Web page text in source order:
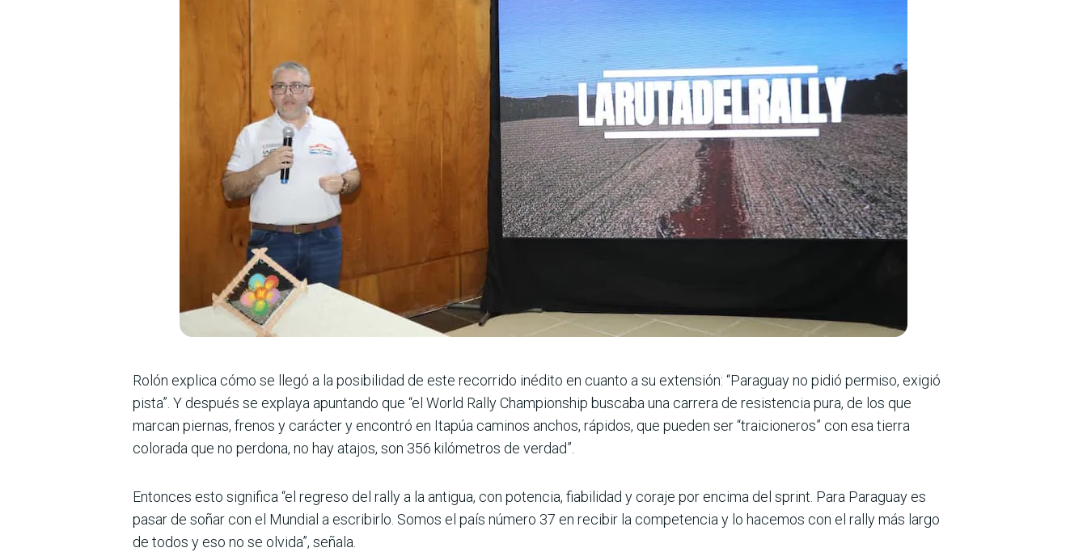
Rolón explica cómo se llegó a la posibilidad de este reco­rrido inédito en cuanto a su extensión: “Paraguay no pidió permiso, exigió
pista”. Y des­pués se explaya apuntando que “el World Rally Cham­pionship buscaba una carrera de resistencia pura, de los que
marcan piernas, frenos y carácter y encontró en Itapúa caminos anchos, rápidos, que pueden ser “traicioneros” con esa tierra
colorada que no per­dona, no hay atajos, son 356 kilómetros de verdad”.
Entonces esto significa “el regreso del rally a la anti­gua, con potencia, fiabilidad y coraje por encima del sprint. Para Paraguay es
pasar de soñar con el Mundial a escri­birlo. Somos el país número 37 en recibir la competen­cia y lo hacemos con el rally más largo
de todos y eso no se olvida”, señala.